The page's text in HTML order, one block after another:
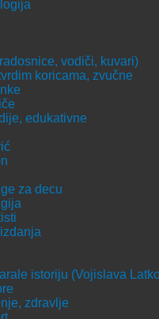
vodiči, kuvari)
koricama, zvučne
edukativne
za decu
istoriju (Vojislava
zdravlje